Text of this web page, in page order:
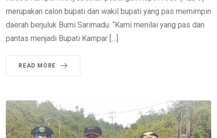
merupakan calon bupati dan wakil bupati yang pas memimpin
daerah berjuluk Bumi Sarimadu. “Kami menilai yang pas dan
pantas menjadi Bupati Kampar […]
READ MORE